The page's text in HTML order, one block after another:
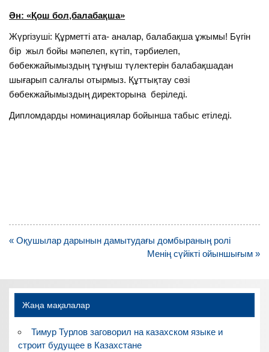
Ән: «Қош бол,балабақша»
Жүргізуші: Құрметті ата- аналар, балабақша ұжымы! Бүгін
бір жыл бойы мәпелеп, күтіп, тәрбиелеп,
бөбекжайымыздың тұңғыш түлектерін балабақшадан
шығарып салғалы отырмыз. Құттықтау сөзі
бөбекжайымыздың директорына беріледі.
Дипломдарды номинациялар бойынша табыс етіледі.
Навигация
« Оқушылар дарынын дамытудағы домбыраның ролі
Менің сүйікті ойыншығым »
Жаңа мақалалар
Тимур Турлов заговорил на казахском языке и
строит будущее в Казахстане